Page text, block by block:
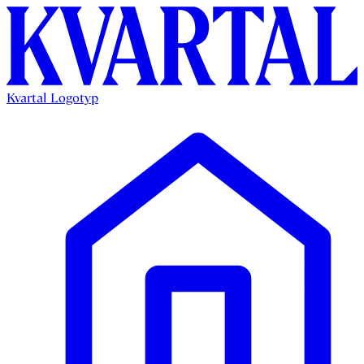
Kvartal Logotyp